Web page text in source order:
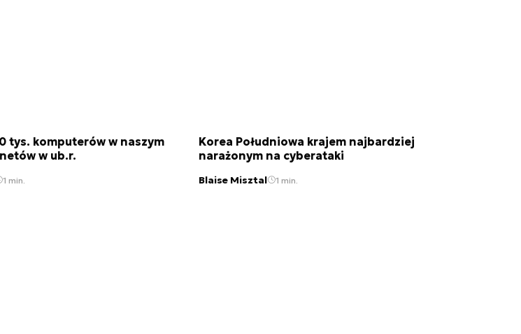
tys. komputerów w naszym
w ub.r.
1 min.
Korea Południowa krajem najbardziej
narażonym na cyberataki
Blaise Misztal 1 min.